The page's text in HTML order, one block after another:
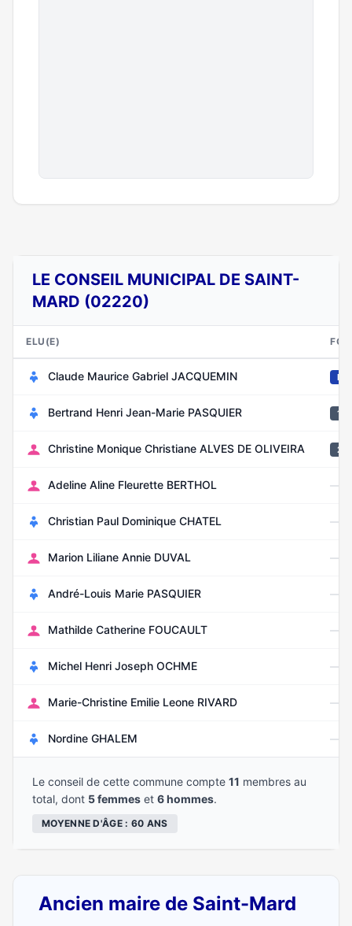
LE CONSEIL MUNICIPAL DE SAINT-
MARD (02220)
ELU(E)
Claude Maurice Gabriel JACQUEMIN
Bertrand Henri Jean-Marie PASQUIER
Christine Monique Christiane ALVES DE OLIVEIRA
Adeline Aline Fleurette BERTHOL —
Christian Paul Dominique CHATEL —
Marion Liliane Annie DUVAL —
André-Louis Marie PASQUIER —
Mathilde Catherine FOUCAULT —
Michel Henri Joseph OCHME —
Marie-Christine Emilie Leone RIVARD —
Nordine GHALEM —
Le conseil de cette commune compte 11 membres au
total, dont 5 femmes et 6 hommes.
MOYENNE D'ÂGE : 60 ANS
Ancien maire de Saint-Mard